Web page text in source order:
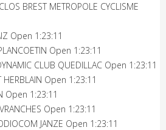
BREST METROPOLE CYCLISME
Open 1:23:11
Open 1:23:11
CLUB QUEDILLAC Open 1:23:11
Open 1:23:11
Open 1:23:11
Open 1:23:11
JANZE Open 1:23:11